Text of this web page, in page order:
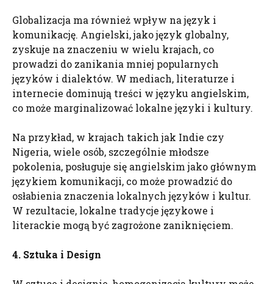
Globalizacja ma również wpływ na język i
komunikację. Angielski, jako język globalny,
zyskuje na znaczeniu w wielu krajach, co
prowadzi do zanikania mniej popularnych
języków i dialektów. W mediach, literaturze i
internecie dominują treści w języku angielskim,
co może marginalizować lokalne języki i kultury.
Na przykład, w krajach takich jak Indie czy
Nigeria, wiele osób, szczególnie młodsze
pokolenia, posługuje się angielskim jako głównym
językiem komunikacji, co może prowadzić do
osłabienia znaczenia lokalnych języków i kultur.
W rezultacie, lokalne tradycje językowe i
literackie mogą być zagrożone zaniknięciem.
4. Sztuka i Design